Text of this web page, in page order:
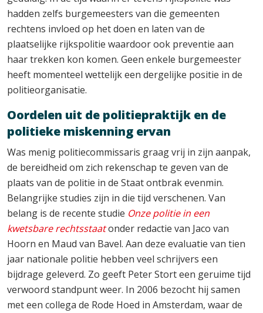
hadden zelfs burgemeesters van die gemeenten
rechtens invloed op het doen en laten van de
plaatselijke rijkspolitie waardoor ook preventie aan
haar trekken kon komen. Geen enkele burgemeester
heeft momenteel wettelijk een dergelijke positie in de
politieorganisatie.
Oordelen uit de politiepraktijk en de
politieke miskenning ervan
Was menig politiecommissaris graag vrij in zijn aanpak,
de bereidheid om zich rekenschap te geven van de
plaats van de politie in de Staat ontbrak evenmin.
Belangrijke studies zijn in die tijd verschenen. Van
belang is de recente studie Onze politie in een
kwetsbare rechtsstaatonder redactie van Jaco van
Hoorn en Maud van Bavel. Aan deze evaluatie van tien
jaar nationale politie hebben veel schrijvers een
bijdrage geleverd. Zo geeft Peter Stort een geruime tijd
verwoord standpunt weer. In 2006 bezocht hij samen
met een collega de Rode Hoed in Amsterdam, waar de